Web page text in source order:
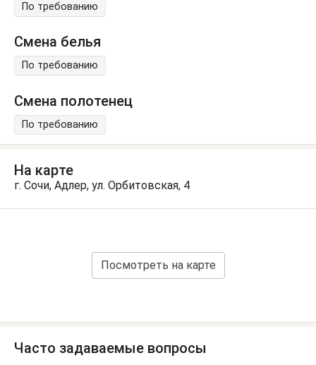
По требованию
Смена белья
По требованию
Смена полотенец
По требованию
На карте
г. Сочи, Адлер, ул. Орбитовская, 4
Посмотреть на карте
Часто задаваемые вопросы